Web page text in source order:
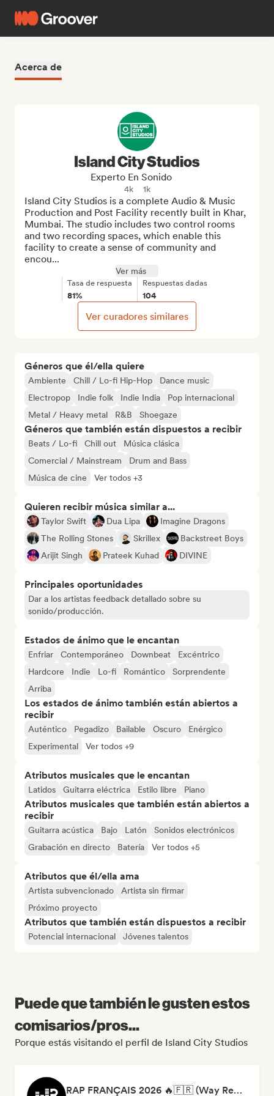
Acerca de
Géneros que él/ella quiere
Ambiente Chill / Lo-fi Hip-Hop
Dance music
Electropop
Indie folk Indie India
Pop internacional
Metal / Heavy metal
R&B Shoegaze
Géneros que también están dispuestos a recibir
Beats / Lo-fi Chill out
Música clásica
Comercial / Mainstream
Drum and Bass
Música de cine
Ver todos +3
Quieren recibir música similar a...
Taylor Swift Dua Lipa
Imagine Dragons
The Rolling Stones
Skrillex
Backstreet Boys
Arijit Singh
Prateek Kuhad DIVINE
Principales oportunidades
Dar a los artistas feedback detallado sobre su
sonido/producción.
Estados de ánimo que le encantan
Enfriar Contemporáneo Downbeat
Excéntrico
Hardcore
Indie Lo-fi Romántico
Sorprendente
Arriba
Los estados de ánimo también están abiertos a
recibir
Auténtico Pegadizo Bailable Oscuro
Enérgico
Experimental
Ver todos +9
Atributos musicales que le encantan
Latidos Guitarra eléctrica Estilo libre Piano
Atributos musicales que también están abiertos a
recibir
Guitarra acústica Bajo Latón
Sonidos electrónicos
Grabación en directo
Batería Ver todos +5
Atributos que él/ella ama
Artista subvencionado
Artista sin firmar
Próximo proyecto
Atributos que también están dispuestos a recibir
Potencial internacional Jóvenes talentos
Island City Studios
Experto En Sonido
4k 1k
Island City Studios is a complete Audio & Music
Production and Post Facility recently built in Khar,
Mumbai. The studio includes two control rooms
and two recording spaces, which enable this
facility to create a sense of community and
encou...
Ver más
Tasa de respuesta
81%
Respuestas dadas
104
Ver curadores similares
Puede que también le gusten estos
comisarios/pros...
Porque estás visitando el perfil de Island City Studios
RAP FRANÇAIS 2026 🔥🇫🇷 (Way Records)